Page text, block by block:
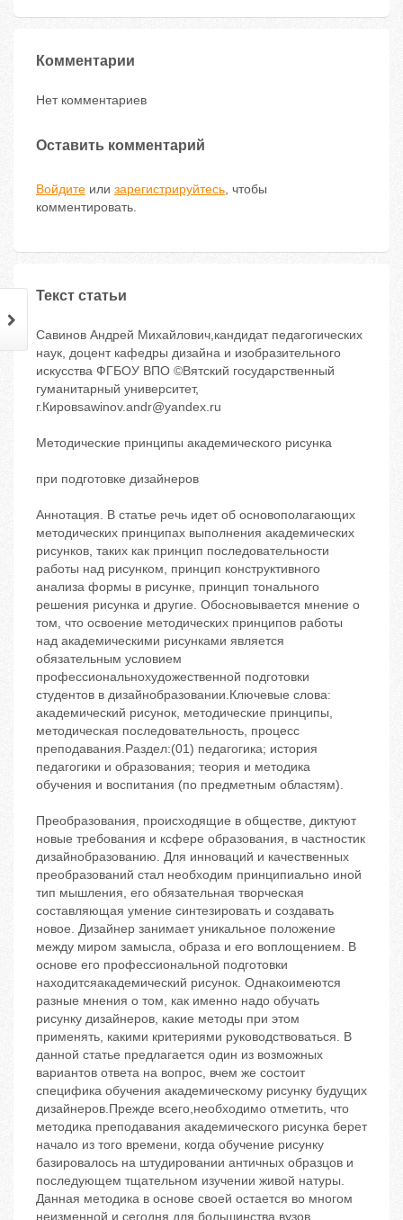
Комментарии
Нет комментариев
Оставить комментарий
Войдите или зарегистрируйтесь, чтобы
комментировать.
Текст статьи
Савинов Андрей Михайлович,кандидат педагогических
наук, доцент кафедры дизайна и изобразительного
искусства ФГБОУ ВПО ©Вятский государственный
гуманитарный университет,
г.Кировsawinov.andr@yandex.ru
Методические принципы академического рисунка
при подготовке дизайнеров
Аннотация. В статье речь идет об основополагающих
методических принципах выполнения академических
рисунков, таких как принцип последовательности
работы над рисунком, принцип конструктивного
анализа формы в рисунке, принцип тонального
решения рисунка и другие. Обосновывается мнение о
том, что освоение методических принципов работы
над академическими рисунками является
обязательным условием
профессиональнохудожественной подготовки
студентов в дизайнобразовании.Ключевые слова:
академический рисунок, методические принципы,
методическая последовательность, процесс
преподавания.Раздел:(01) педагогика; история
педагогики и образования; теория и методика
обучения и воспитания (по предметным областям).
Преобразования, происходящие в обществе, диктуют новые требования и ксфере образования, в частностик дизайнобразованию. Для инноваций и качественных преобразований стал необходим принципиально иной тип мышления, его обязательная творческая составляющая ‬умение синтезировать и создавать новое. Дизайнер занимает уникальное положение между миром замысла, образа и его воплощением. В основе его профессиональной подготовки находитсяакадемический рисунок. Однакоимеются разные мнения о том, как именно надо обучать рисунку дизайнеров, какие методы при этом применять, какими критериями руководствоваться. В данной статье предлагается один из возможных вариантов ответа на вопрос, вчем же состоит специфика обучения академическому рисунку будущих дизайнеров.Прежде всего,необходимо отметить, что методика преподавания академического рисунка берет начало из того времени, когда обучение рисунку базировалось на штудировании античных образцов и последующем тщательном изучении живой натуры. Данная методика в основе своей остается во многом неизменной и сегодня для большинства вузов, осуществляющих художественную подготовку студентов. Однако при подготовке дизайнеровследует учитывать:помимо тогочто обучение рисунку дает навыки композиционного мышления, развивает художественный вкус, формирует пространственное видение объектов и т.д., оно еще и оказывает влияние на умение отбирать необходимое для будущей проектной работы содержание, т.е.,когда студент рисует, происходит сортировка информации, ведущей к проектным идеям [1]. Следовательно, умение рисовать и в дизайне является одним из важнейших условий свободы творчества. И чтобы достичь свободного выражения идей средствами рисунка, студентам необходимо освоить ряд методических принципов академического рисунка с учетом специфики подготовки дизайнеров.Наиболее общий методический принцип выполнения академических рисунков ‬это последовательность в работе над рисунком. Этот принцип также подразумевает обеспечение некоторых частных принципов учебного рисования: выполнение рисунка от общего к деталям, от больших форм к более мелким, от главного к второстепенному.Соблюдая методическую последовательность,на начальной стадии выполнения рисунка необходимо осваиватьпринцип композиции изображения. Важной задачей при решении композиции изображения на листе бумаги является выбор точки зрения на объект, что во многом и определяет успех в работе над рисунком. Важно с первых учебных занятий убедить студентов, что выбор формата, точки зрения и правильная, убедительная компоновка самого изображения на листе бумаги есть неотъемлемая часть выполнения рисунка, и онане может быть одинаковойпри разных заданиях и разных задачах, которые стоят перед рисующими.Для того чтобы свободно пользоваться пространством в композиционном построении изображения, необходимо учить студентов с самого начала всегда следить за соотношением размеров. В дизайне вопрос отношений‬один из главных. Дизайнер все время встречается с соотношениями размеров, масс, силы тона и т.д. В силу условности рисунка это означает, что то или иное изображение объекта верно не абсолютно, как он существует в натуре, а относительно. Сам по себе размер и тон на изображении часто бывает меньше, слабее,чем в натуре, потому что диапазон от самого малого до самого большого в размере и тоне гораздо больше, чем в изобразительных средствах рисовальщика. Возможности рисунка в том и заключаются, чтобынебольшими средствами можно передать многообразие действительности. Задача педагога‬научить студентов использовать изобразительные средства рисунка, видеть и оценивать перспективу форм, работать отношениями.Методический принцип выполнения академического рисунка, который для будущих дизайнеров является основополагающим,‬это принцип конструктивного анализа формы изображаемого объекта. Проектируя изделие, дизайнер должен учитывать взаимосвязь ее элементов не только в пространственном, но и в конструктивном, структурном отношении. Отсюда вытекает необходимость постановки в обучении рисунку аналитических задач. Студенты должны научиться анализировать средствами графики логику и закономерности конструкции, формообразования в пространстве и выявлять эти закономерности в рисунке. У будущего дизайнера должно быть развито чувство формы, умение организовать ее и интерпретировать в соответствии с проектной задачей.Особенности освоения аналитикоконструктивного подхода к выполнению рисунка заключаются в том, что он требует от студента строгого логического суждения, точности, умения мыслить в процессе работы в связи с решаемыми задачами, представлять в пространстве взаимосвязанность и соотношения частей предметов.Для более убедительного выявления формы рисуемого объекта применяется принцип тонального решения рисунка, основанный на закономерностях освещения. Теорию теней, тоновой рисунок, как и конструкцию формы, полезно изучать на примере гипсовых предметов. Норисунки гипсовых предметов должны стать подводящими к умению правильно рисовать обычные реальные предметы, воспроизводить средствами рисунка фактуры различных материалов. Распределение светлых и темных пятен в рисунке, обозначающих освещенность формы, необходимо проводить через конструктивный анализ. Именно такой подход определил условность в передаче освещения в рисунках при подготовке дизайнеров.Выполняя требования методической последовательности ведения рисунка, необходимо соблюдать еще один принцип, который относится к созданию целостности изображения. Исчерпывающее пояснение этого принципа дает П.Я.Павлинов, в частности,он пишет: ©Что такое целостность в изображении? В рисунке‬это подчинение всех частей одной общей форме, одной идее, одному плану. Когда печник складывает печь, то дымоходы в начале его работы представляются какимито несвязанными между собой каналами в толще строящейся печи. Дымоходами сделаются они только при завершении всей работы, когда, соединившись в вершине печи в один непрерывный от топки до трубы ход, он примет свою настоящую форму. Печник должен предвидеть общую идею устройства печи с момента укладывания первого кирпича: каждый кирпич должен класться в соответствии с общим планом печи; во всякий момент работы каждая новая детальная форма должна строиться в точной зависимости от общей цельной формы сооружения. Если печник о целой окончательной форме печи не думает с самого начала, у него печи не получится. Так и в рисунке. Мы не можем сразу одним жестом построить рисунок. Мы поневоле строим его постепенно, как сооружение из кирпичей,‬линиями, точками, пятнами. И необходимость удерживать каждое свое движение карандашом по бумаге в подчинении общей идее изображения‬непременное условие добиться целостностиª [2].Невозможно представить себе дизайнерское решение проекта, в котором не было бы концепции, образного начала, идейного замысла. Этотпринцип можно сформулироватькак принцип художественнообразного решения рисунка. Художественный образ формируется в процессе проведения предпроектного исследования. Это этап, по результатам которого в процессе поисков рождается концептуальное решение проекта. Выполнение поискового ряда является творческим процессом, следующие этапы уже в большей степени относятся к технической стороне дела. Рисующий,нашедший пластическое выражение идеи и сформулировавший концепцию,выбирает выразительные средства и задает технику для более яркого выражения идеи. Конечно, эти задачи решаются в основном на композиции и проектировании, но и курс рисунка должен вносить свой вклад в этот процесс. Задания по рисунку и решаемые задачи должны быть нацелены на осознание и практическое применение таких понятий, как динамика и статика, ритм и метр, симметрия и асимметрия, контраст и нюанс, целостность и завершенность. Все это непосредственно связано с выразительностью рисунка. Выразительность рисунка,в свою очередь,зависит от композиционного решения рисунка, конструктивного анализа формы, светотени и грамотного применения изобразительных материалов. Л.Г.Медведев отмечает, что ©ценность учебного рисунка определяется степенью соответствия двух сторон: одна сторона связана с его выразительностью, другая‬с техникоаналитическими знаниями. В изобразительной деятельности эти два начала неразделимыª [3]. В.П.Зинченко дает такую последовательность данного процесса: ©от нагляднодейственного к нагляднообразному и далее к художественно образному мышлению‬таков путь развития творческих способностей, связанных с отражением действительности в форме художественных образовª [4].Для тогочтобы студенты приобрели большую способность к оперированию образами,необходимо развивать у них способности к мысленному рисованию. О необходимости мысленно формируемого графического изображения с предварительным проговариванием выполняемых действий говорилось давно. Еще Энгр указывал, что ©надо рисовать беспрестанно, рисовать глазами, когда нет возможностирисовать карандашомª [5]. П.П.Чистяков определял рисование как мыслительный процесс и постоянно подчеркивал, что рисовать ‬это рассуждать [6]. Исходя из этого, можно выделить следующий методический принцип, а именно принцип мысленного рисования. Формирование зрительных представлений, мысленное рисование вообще в этом случае становятся необходимым условием успешного обучения рисунку. Эксперименты Е.И.Игнатьева [7] в свое время также доказали, что нельзя мысленно изобразить предмет, если у учащихся не будет ясного представления о самом процессе изображения и условий, при которых он происходит.Для того чтобы студенты смогли увидеть мысленно нарисованное четкое изображение натуры, можно выполнить упражнение промежуточного характера, способствующее побуждениюстудентов к активной мыслительной и графической деятельности, напримернабросок или, как их сейчас часто называют, скетч (англ.sketch, буквально‬эскиз, набросок, зарисовка). Как известно, набросок‬это быстрая,лаконичная зарисовка натуры. Задание выполнить краткосрочный набросок подталкивает студентов к предварительному мысленному набрасыванию изображения. Развитие быстроты мыслительных действий активизирует психические процессы в